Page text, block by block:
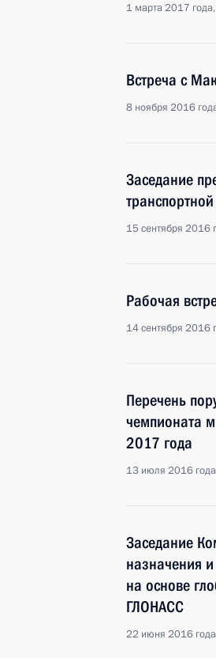
1 марта 2017
Встреча с
8 ноября 2016
Заседание
15 сентября 2016
Рабочая
14 сентября 2016
Перечень
чемпионата
2017 года
13 июля 2016
Заседание
назначения
на основе
ГЛОНАСС
22 июня 2016